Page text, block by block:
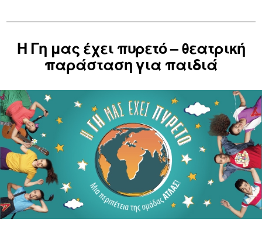
Η Γη μας έχει πυρετό – θεατρική
παράσταση για παιδιά